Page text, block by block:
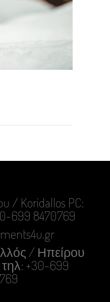
/ Koridallos PC:
699 8470769
/ Ηπείρου
+30-699